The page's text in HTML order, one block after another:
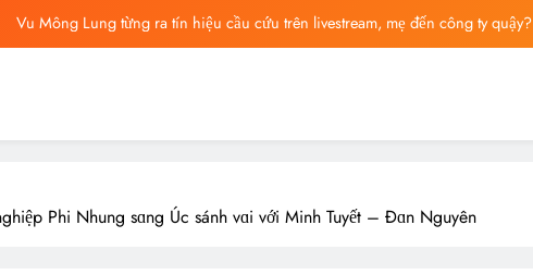
Vu Mông Lung từng ra tín hiệu cầu cứu trên livestream, mẹ đến công ty quậy?
Vu Mông Lung từng ra tín hiệu cầu cứu trên livestream, mẹ đến công ty quậy?
Phi Nhung sɑng Úc sánh vɑi với Minh Tuyết – Đɑn Nguyên